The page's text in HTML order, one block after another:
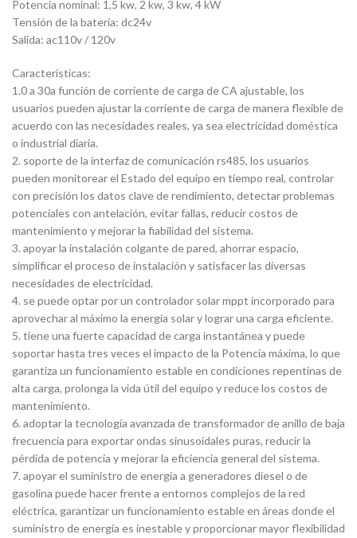
Potencia nominal: 1,5 kw, 2 kw, 3 kw, 4 kW
Tensión de la batería: dc24v
Salida: ac110v / 120v
Características:
1.0 a 30a función de corriente de carga de CA ajustable, los
usuarios pueden ajustar la corriente de carga de manera flexible de
acuerdo con las necesidades reales, ya sea electricidad doméstica
o industrial diaria.
2. soporte de la interfaz de comunicación rs485, los usuarios
pueden monitorear el Estado del equipo en tiempo real, controlar
con precisión los datos clave de rendimiento, detectar problemas
potenciales con antelación, evitar fallas, reducir costos de
mantenimiento y mejorar la fiabilidad del sistema.
3. apoyar la instalación colgante de pared, ahorrar espacio,
simplificar el proceso de instalación y satisfacer las diversas
necesidades de electricidad.
4. se puede optar por un controlador solar mppt incorporado para
aprovechar al máximo la energía solar y lograr una carga eficiente.
5. tiene una fuerte capacidad de carga instantánea y puede
soportar hasta tres veces el impacto de la Potencia máxima, lo que
garantiza un funcionamiento estable en condiciones repentinas de
alta carga, prolonga la vida útil del equipo y reduce los costos de
mantenimiento.
6. adoptar la tecnología avanzada de transformador de anillo de baja
frecuencia para exportar ondas sinusoidales puras, reducir la
pérdida de potencia y mejorar la eficiencia general del sistema.
7. apoyar el suministro de energía a generadores diesel o de
gasolina puede hacer frente a entornos complejos de la red
eléctrica, garantizar un funcionamiento estable en áreas donde el
suministro de energía es inestable y proporcionar mayor flexibilidad